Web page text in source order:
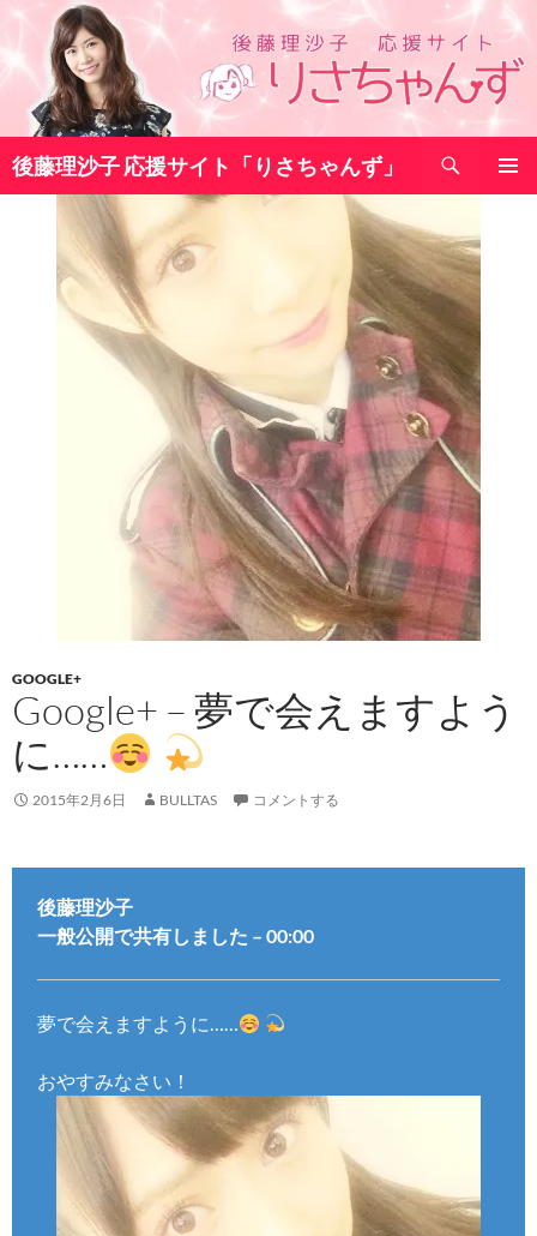
コ
テ
へ
ス
後藤理沙子 応援サイト「りさちゃんず」
索
GOOGLE+
Google+ – 夢で会えますよう
に……
2015年2月6日 BULLTAS コメントする
後藤理沙子
一般公開で共有しました – 00:00
夢で会えますように……
おやすみなさい！